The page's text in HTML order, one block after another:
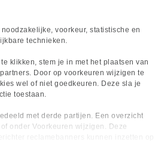
voorkeur, statistische en
technieken.
te klikken, stem je in met het plaatsen van
Door op voorkeuren wijzigen te
wel of niet goedkeuren. Deze sla je
toestaan.
met derde partijen. Een overzicht
of onder Voorkeuren wijzigen. Deze